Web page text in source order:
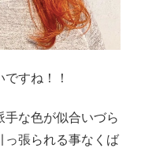
すね！！
手な色が似合いづら
っ張られる事なくば